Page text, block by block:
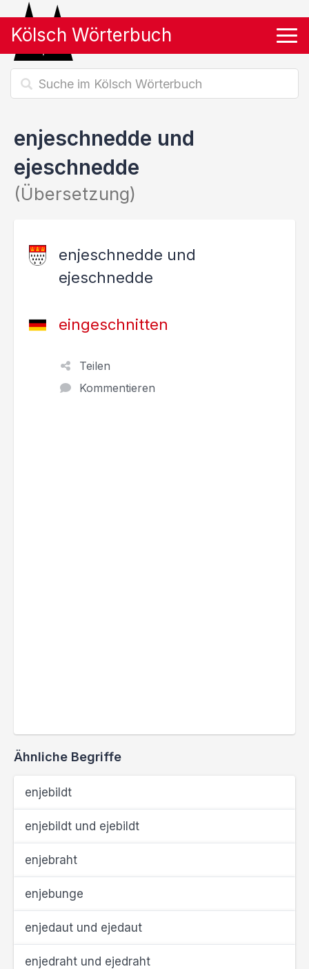
Kölsch Wörterbuch
enjeschnedde und
ejeschnedde
(Übersetzung)
enjeschnedde und
ejeschnedde
eingeschnitten
Teilen
Kommentieren
Ähnliche Begriffe
enjebildt
enjebildt und ejebildt
enjebraht
enjebunge
enjedaut und ejedaut
enjedraht und ejedraht